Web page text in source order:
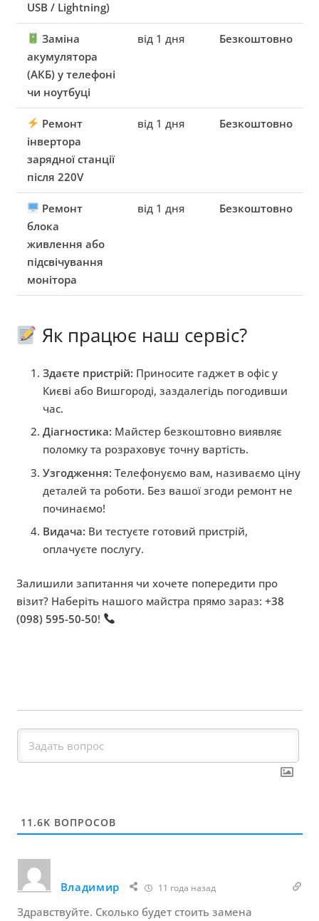
USB / Lightning)
Заміна
акумулятора
(АКБ) у телефоні
чи ноутбуці
від 1 дня Безкоштовно
Ремонт
інвертора
зарядної станції
після 220V
від 1 дня Безкоштовно
Ремонт
блока
живлення або
підсвічування
монітора
від 1 дня Безкоштовно
Як працює наш сервіс?
Здаєте пристрій: Приносите гаджет в офіс у
Києві або Вишгороді, заздалегідь погодивши
час.
Діагностика: Майстер безкоштовно виявляє
поломку та розраховує точну вартість.
Узгодження: Телефонуємо вам, називаємо ціну
деталей та роботи. Без вашої згоди ремонт не
починаємо!
Видача: Ви тестуєте готовий пристрій,
оплачуєте послугу.
Залишили запитання чи хочете попередити про
візит? Наберіть нашого майстра прямо зараз: +38
(098) 595-50-50!
11.6K ВОПРОСОВ
Владимир 11 года назад
Здравствуйте. Сколько будет стоить замена